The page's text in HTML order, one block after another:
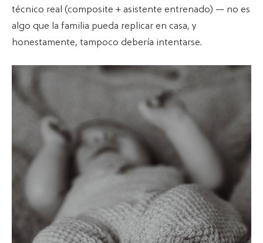
técnico real (composite + asistente entrenado) — no es
algo que la familia pueda replicar en casa, y
honestamente, tampoco debería intentarse.